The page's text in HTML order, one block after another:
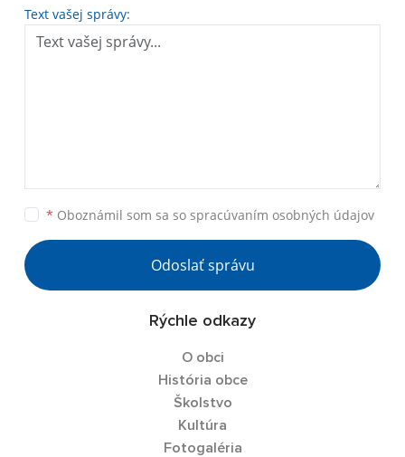
Text vašej správy:
* Oboznámil som sa so spracúvaním osobných údajov
Odoslať správu
Rýchle odkazy
O obci
História obce
Školstvo
Kultúra
Fotogaléria